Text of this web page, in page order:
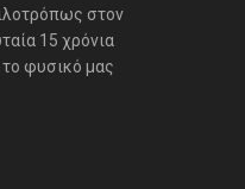
στον
15 χρόνια
φυσικό μας